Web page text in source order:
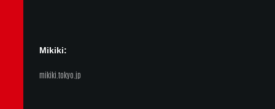
Mikiki:
mikiki.tokyo.jp